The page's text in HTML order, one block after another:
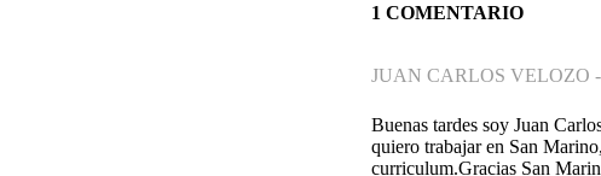
1 COMENTARIO
JUAN CARLOS VELOZO -
Buenas tardes soy Juan
quiero trabajar en San
curriculum.Gracias San